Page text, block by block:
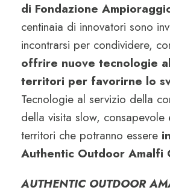
di Fondazione
centinaia di innovatori sono
incontrarsi per condividere,
offrire nuove tecnologie
territori per favorirne lo
Tecnologie al servizio della
della visita slow, consapevole
territori che potranno essere
Authentic Outdoor Amalfi
AUTHENTIC OUTDOOR